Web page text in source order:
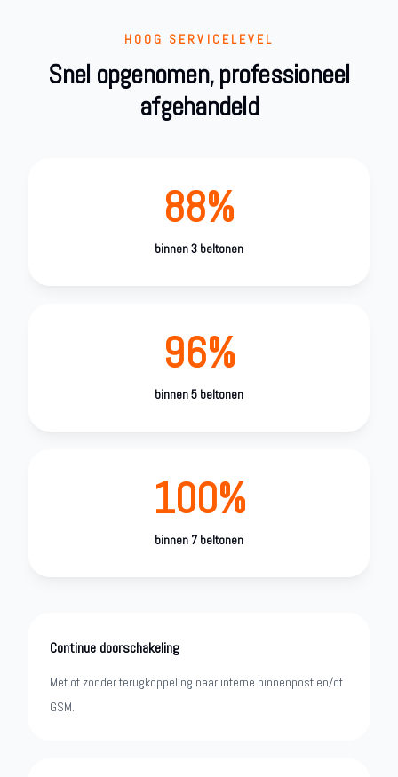
HOOG SERVICELEVEL
Snel opgenomen, professioneel
afgehandeld
88%
binnen 3 beltonen
96%
binnen 5 beltonen
100%
binnen 7 beltonen
Continue doorschakeling
Met of zonder terugkoppeling naar interne binnenpost en/of
GSM.